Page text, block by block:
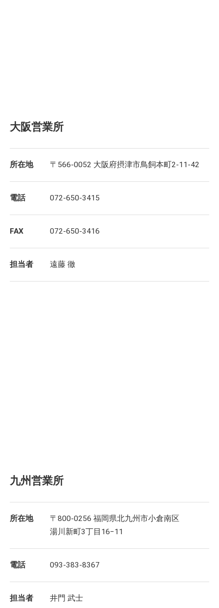
大阪営業所
所在地 〒566-0052 大阪府摂津市鳥飼本町2-11-42
電話 072-650-3415
FAX 072-650-3416
担当者 遠藤 徹
九州営業所
所在地
〒800-0256 福岡県北九州市小倉南区
湯川新町3丁目16−11
電話 093-383-8367
担当者 井門 武士